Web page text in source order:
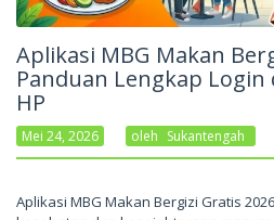
Aplikasi MBG Makan
Panduan Lengkap
HP
Mei 24, 2026 Oleh Sukantengah
Aplikasi MBG Makan Bergizi Gratis